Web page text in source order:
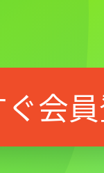
会員登録
会